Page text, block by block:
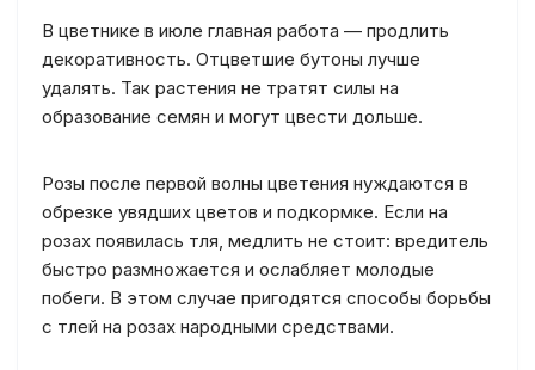
В цветнике в июле главная работа — продлить
декоративность. Отцветшие бутоны лучше
удалять. Так растения не тратят силы на
образование семян и могут цвести дольше.
Розы после первой волны цветения нуждаются в
обрезке увядших цветов и подкормке. Если на
розах появилась тля, медлить не стоит: вредитель
быстро размножается и ослабляет молодые
побеги. В этом случае пригодятся способы борьбы
с тлей на розах народными средствами.